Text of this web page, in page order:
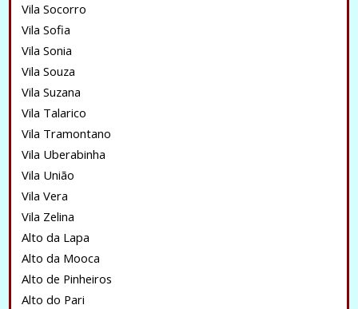
Vila Socorro
Vila Sofia
Vila Sonia
Vila Souza
Vila Suzana
Vila Talarico
Vila Tramontano
Vila Uberabinha
Vila União
Vila Vera
Vila Zelina
Alto da Lapa
Alto da Mooca
Alto de Pinheiros
Alto do Pari